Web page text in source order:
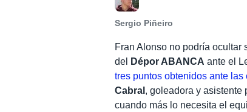
Sergio Piñeiro
Fran Alonso no podría ocultar
del
Dépor ABANCA ante el
tres puntos obtenidos ante las
Cabral , goleadora y asistente
cuando más lo necesita el